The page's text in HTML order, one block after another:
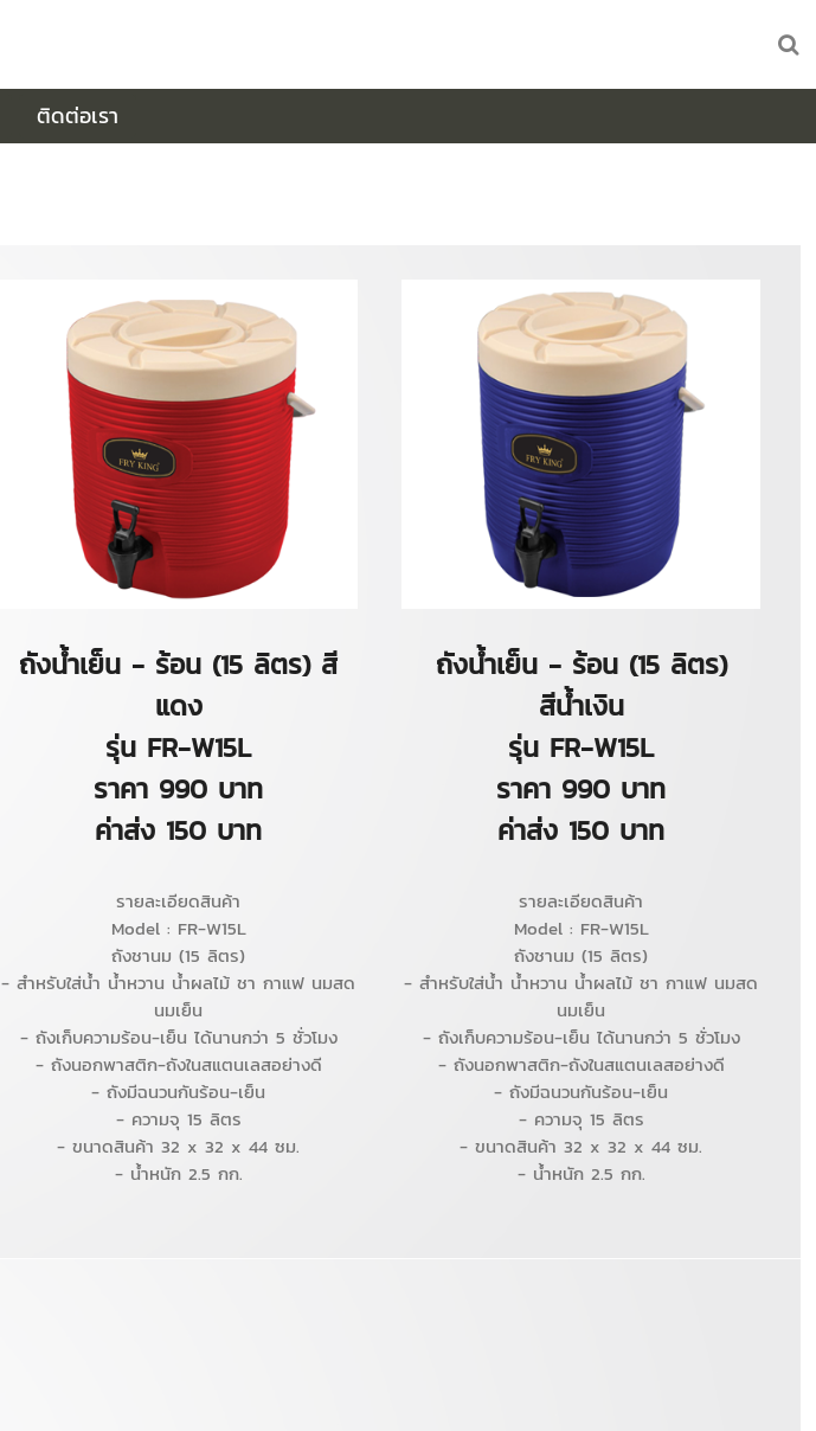
ติดต่อเรา
ถังน้ำเย็น - ร้อน (15 ลิตร) สี
แดง
รุ่น FR-W15L
ราคา 990 บาท
ค่าส่ง 150 บาท
รายละเอียดสินค้า
Model : FR-W15L
ถังชานม (15 ลิตร)
- สำหรับใส่น้ำ น้ำหวาน น้ำผลไม้ ชา กาแฟ นมสด
นมเย็น
- ถังเก็บความร้อน-เย็น ได้นานกว่า 5 ชั่วโมง
- ถังนอกพาสติก-ถังในสแตนเลสอย่างดี
- ถังมีฉนวนกันร้อน-เย็น
- ความจุ 15 ลิตร
- ขนาดสินค้า 32 x 32 x 44 ซม.
- น้ำหนัก 2.5 กก.
ถังน้ำเย็น - ร้อน (15 ลิตร)
สีน้ำเงิน
รุ่น FR-W15L
ราคา 990 บาท
ค่าส่ง 150 บาท
รายละเอียดสินค้า
Model : FR-W15L
ถังชานม (15 ลิตร)
- สำหรับใส่น้ำ น้ำหวาน น้ำผลไม้ ชา กาแฟ นมสด
นมเย็น
- ถังเก็บความร้อน-เย็น ได้นานกว่า 5 ชั่วโมง
- ถังนอกพาสติก-ถังในสแตนเลสอย่างดี
- ถังมีฉนวนกันร้อน-เย็น
- ความจุ 15 ลิตร
- ขนาดสินค้า 32 x 32 x 44 ซม.
- น้ำหนัก 2.5 กก.